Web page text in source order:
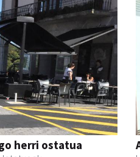
herri ostatua